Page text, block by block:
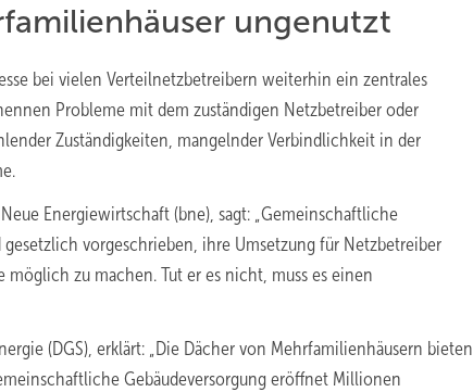
ungenutzt
bei vielen Verteilnetzbetreibern weiterhin ein zentrales
Probleme mit dem zuständigen Netzbetreiber oder
Zuständigkeiten, mangelnder Verbindlichkeit in der
Energiewirtschaft (bne), sagt: „Gemeinschaftliche
vorgeschrieben, ihre Umsetzung für Netzbetreiber
zu machen. Tut er es nicht, muss es einen
(DGS), erklärt: „Die Dächer von Mehrfamilienhäusern bieten
Gebäudeversorgung eröffnet Millionen